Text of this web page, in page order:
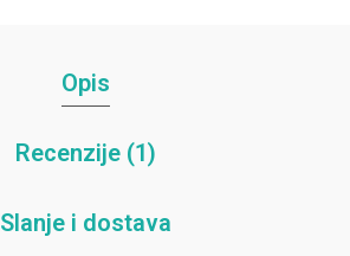
Opis
Recenzije (1)
Slanje i dostava